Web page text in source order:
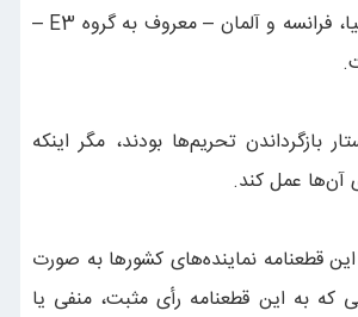
میلادی توسط بریتانیا، فرانسه و آلمان – معروف به گروه E3 –
بازگرداندن تحریم‌ها بودند، مگر اینکه
آن‌ها عمل کند.
قطعنامه نماینده‌های کشورها به صورت
که به این قطعنامه رأی مثبت، منفی یا